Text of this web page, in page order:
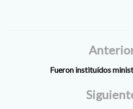
Fueron instituídos